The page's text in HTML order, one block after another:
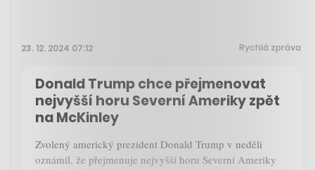
23. 12. 2024 07:12 Rychlá zpráva
Donald Trump chce přejmenovat
nejvyšší horu Severní Ameriky zpět
na McKinley
Zvolený americký prezident Donald Trump v neděli
oznámil, že přejmenuje nejvyšší horu Severní Ameriky